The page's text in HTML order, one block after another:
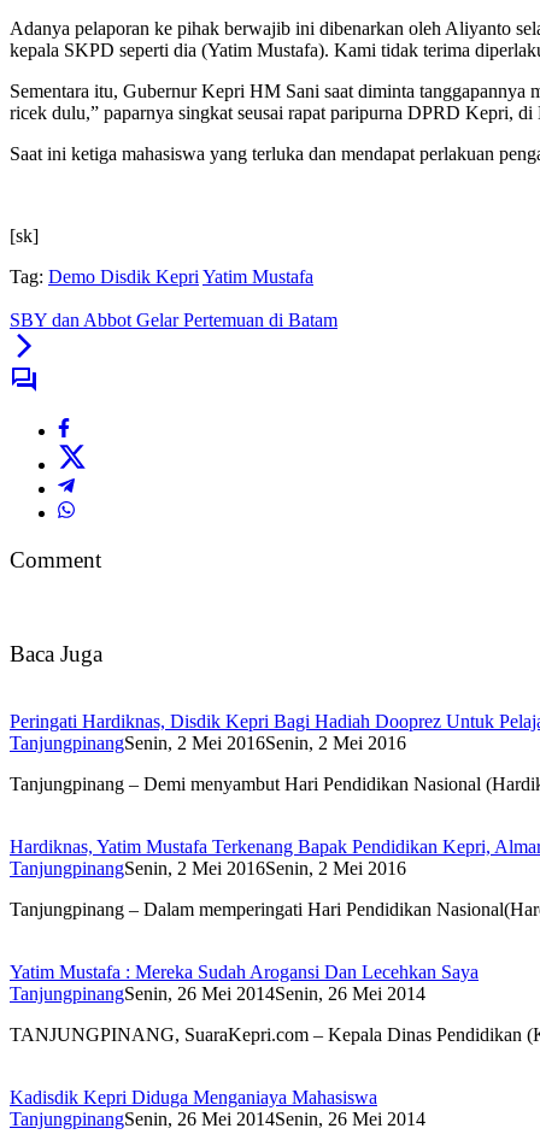
Adanya pelaporan ke pihak berwajib ini dibenarkan oleh Aliyanto
kepala SKPD seperti dia (Yatim Mustafa). Kami tidak terima
Sementara itu, Gubernur Kepri HM Sani saat diminta tanggapannya
ricek dulu,” paparnya singkat seusai rapat paripurna DPRD Kepri, di
Saat ini ketiga mahasiswa yang terluka dan mendapat perlakuan
[sk]
Tag: Demo Disdik Kepri Yatim Mustafa
SBY dan Abbot Gelar Pertemuan di Batam
Comment
Baca Juga
Peringati Hardiknas, Disdik Kepri Bagi Hadiah Dooprez Untuk
TanjungpinangSenin, 2 Mei 2016Senin, 2 Mei 2016
Tanjungpinang – Demi menyambut Hari Pendidikan Nasional
Hardiknas, Yatim Mustafa Terkenang Bapak Pendidikan Kepri,
TanjungpinangSenin, 2 Mei 2016Senin, 2 Mei 2016
Tanjungpinang – Dalam memperingati Hari Pendidikan
Yatim Mustafa : Mereka Sudah Arogansi Dan Lecehkan Saya
TanjungpinangSenin, 26 Mei 2014Senin, 26 Mei 2014
TANJUNGPINANG, SuaraKepri.com – Kepala Dinas Pendidikan
Kadisdik Kepri Diduga Menganiaya Mahasiswa
TanjungpinangSenin, 26 Mei 2014Senin, 26 Mei 2014